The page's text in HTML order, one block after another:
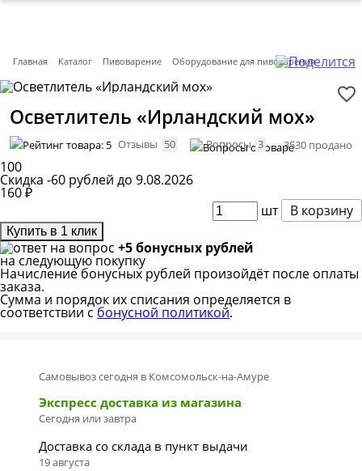
Главная Каталог Пивоварение Оборудование для пивоварения
Осветлитель «Ирландский мох»
Отзывы 50 Вопросы 3 3530 продано
100
Скидка -60 рублей до 9.08.2026
160₽
шт
В корзину
Купить в 1 клик
+5 бонусных рублей
на следующую покупку
Начисление бонусных рублей произойдёт после оплаты
заказа.
Сумма и порядок их списания определяется в
соответствии сбонусной политикой.
Самовывоз сегодня в Комсомольск-на-Амуре
Экспресс доставка из магазина
Сегодня или завтра
Доставка со склада в пункт выдачи
19 августа